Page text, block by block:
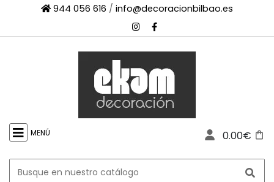
944 056 616 / info@decoracionbilbao.es
MENÚ 0.00€
INICIO
SHOWROOM
ESPACIO
PROYECTOS